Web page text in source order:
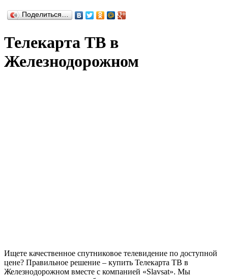
Поделиться…
Телекарта ТВ в
Железнодорожном
Ищете качественное спутниковое телевидение по доступной
цене? Правильное решение – купить Телекарта ТВ в
Железнодорожном вместе с компанией «Slavsat». Мы